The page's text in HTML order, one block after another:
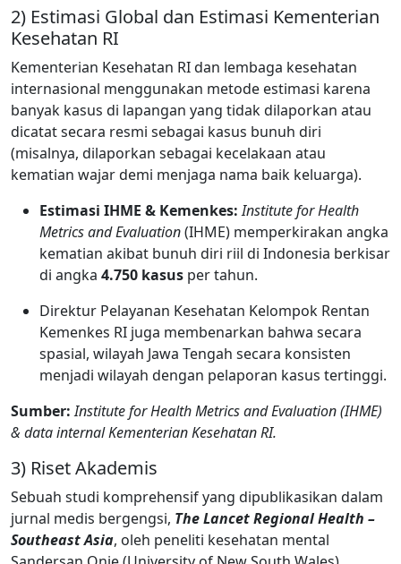
2) Estimasi Global dan Estimasi Kementerian
Kesehatan RI
Kementerian Kesehatan RI dan lembaga kesehatan
internasional menggunakan metode estimasi karena
banyak kasus di lapangan yang tidak dilaporkan atau
dicatat secara resmi sebagai kasus bunuh diri
(misalnya, dilaporkan sebagai kecelakaan atau
kematian wajar demi menjaga nama baik keluarga).
Estimasi IHME & Kemenkes: Institute for Health
Metrics and Evaluation(IHME) memperkirakan angka
kematian akibat bunuh diri riil di Indonesia berkisar
di angka 4.750 kasus per tahun.
Direktur Pelayanan Kesehatan Kelompok Rentan
Kemenkes RI juga membenarkan bahwa secara
spasial, wilayah Jawa Tengah secara konsisten
menjadi wilayah dengan pelaporan kasus tertinggi.
Sumber: Institute for Health Metrics and Evaluation (IHME)
& data internal Kementerian Kesehatan RI.
3) Riset Akademis
Sebuah studi komprehensif yang dipublikasikan dalam
jurnal medis bergengsi, The Lancet Regional Health –
Southeast Asia, oleh peneliti kesehatan mental